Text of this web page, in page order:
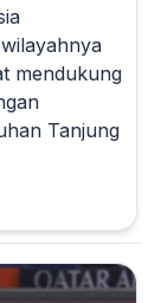
mendukung
Tanjung